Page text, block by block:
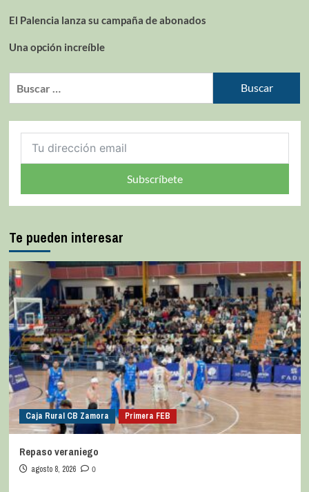
El Palencia lanza su campaña de abonados
Una opción increíble
Subscríbete
Te pueden interesar
Caja Rural CB Zamora Primera FEB
Repaso veraniego
agosto 8, 2026 0